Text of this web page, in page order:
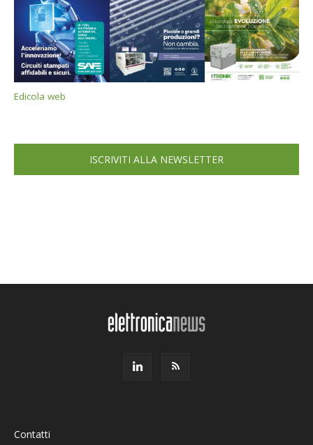
Edicola web
ISCRIVITI ALLA NEWSLETTER
Contatti